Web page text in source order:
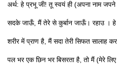
अर्थ: हे प्रभू जी! तू स्वयं ही (अपना नाम
सदके जाऊँ, मैं तेरे से कुर्बान जाऊँ। रहाउ ।
शरीर में प्राण है, मैं सदा तेरी सिफत सालाह
पल भर एक छिन भर बिसरता है, तो मैं (मेरे